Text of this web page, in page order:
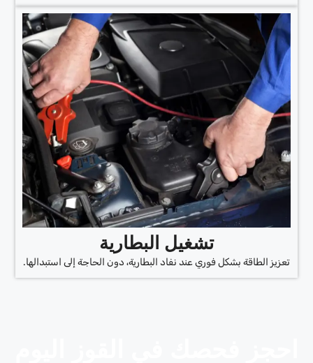
تشغيل البطارية
تعزيز الطاقة بشكل فوري عند نفاد البطارية، دون الحاجة إلى استبدالها.